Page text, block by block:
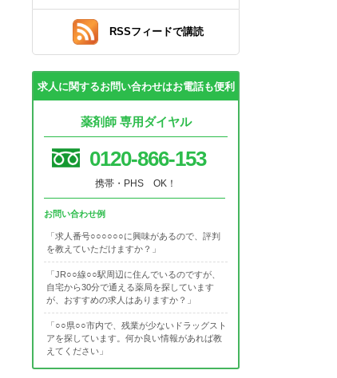
RSSフィードで講読
求人に関するお問い合わせはお電話も便利
薬剤師 専用ダイヤル
0120-866-153
携帯・PHS OK！
お問い合わせ例
「求人番号○○○○○○に興味があるので、評判
を教えていただけますか？」
「JR○○線○○駅周辺に住んでいるのですが、
自宅から30分で通える薬局を探しています
が、おすすめの求人はありますか？」
「○○県○○市内で、残業が少ないドラッグスト
アを探しています。何か良い情報があれば教
えてください」